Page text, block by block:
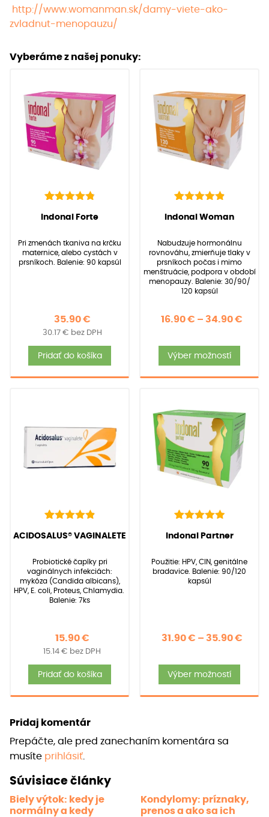
http://www.womanman.sk/damy-viete-ako-
zvladnut-menopauzu/
Vyberáme z našej ponuky:
4.91
základe
zákazníckych
recenzií
(142recenzií
Indonal Forte
Pri zmenách tkaniva na krčku
maternice, alebo cystách v
prsníkoch. Balenie: 90 kapsúl
35.90€
30.17 € bez DPH
Pridať do košíka
4.97
základe
zákazníckych
recenzií
recenzií zákazníkov)
Indonal Woman
Nabudzuje hormonálnu
rovnováhu, zmierňuje tlaky v
prsníkoch počas i mimo
menštruácie, podpora v období
menopauzy. Balenie: 30/90/
120 kapsúl
16.90€ – 34.90€
Výber možností
má
si
4.95
základe
zákazníckych
recenzií
(22recenzií zákazníkov)
ACIDOSALUS® VAGINALETE
Probiotické čapíky pri
vaginálnych infekciách:
mykóza (Candida albicans),
HPV, E. coli, Proteus, Chlamydia.
Balenie: 7ks
15.90€
15.14 € bez DPH
Pridať do košíka
5.00
základe
zákazníckych
recenzií
recenzií zákazníkov)
Indonal Partner
Použitie: HPV, CIN, genitálne
bradavice. Balenie: 90/120
kapsúl
31.90€ – 35.90€Price
Výber možností
má
na
Pridaj komentár
Prepáčte, ale pred zanechaním komentára sa
musíte prihlásiť.
Súvisiace články
Biely výtok: kedy je
normálny a kedy
Kondylomy: príznaky,
prenos a ako sa ich